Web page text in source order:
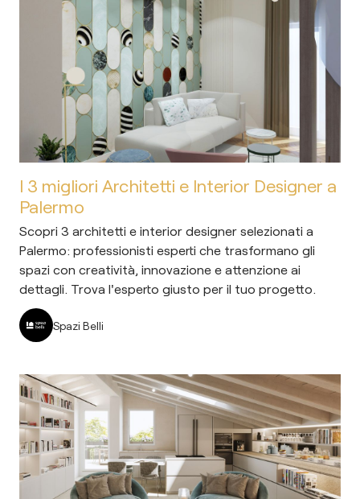
I 3 migliori Architetti e Interior Designer a
Palermo
Scopri 3 architetti e interior designer selezionati a
Palermo: professionisti esperti che trasformano gli
spazi con creatività, innovazione e attenzione ai
dettagli. Trova l'esperto giusto per il tuo progetto.
Spazi Belli